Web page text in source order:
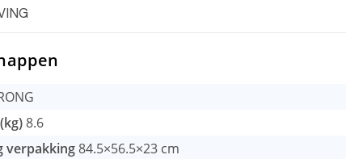
8.6
verpakking84.5×56.5×23 cm